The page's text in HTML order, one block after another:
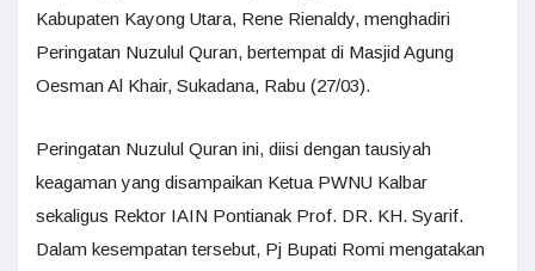
Kabupaten Kayong Utara, Rene Rienaldy, menghadiri
Peringatan Nuzulul Quran, bertempat di Masjid Agung
Oesman Al Khair, Sukadana, Rabu (27/03).
Peringatan Nuzulul Quran ini, diisi dengan tausiyah
keagaman yang disampaikan Ketua PWNU Kalbar
sekaligus Rektor IAIN Pontianak Prof. DR. KH. Syarif.
Dalam kesempatan tersebut, Pj Bupati Romi mengatakan